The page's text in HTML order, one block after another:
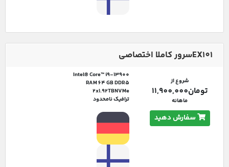
EX101سرور کاملا اختصاصی
Intel® Core™ i9-13900
RAM 64 GB DDR5
2x1.92TBNVMe
ترافیک نامحدود
شروع از
تومان11,900,000
ماهانه
سفارش دهید